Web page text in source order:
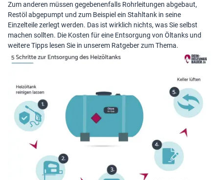
Zum anderen müssen gegebenenfalls Rohrleitungen abgebaut,
Restöl abgepumpt und zum Beispiel ein Stahltank in seine
Einzelteile zerlegt werden. Das ist wirklich nichts, was Sie selbst
machen sollten. Die Kosten für eine Entsorgung von Öltanks und
weitere Tipps lesen Sie in unserem Ratgeber zum Thema.